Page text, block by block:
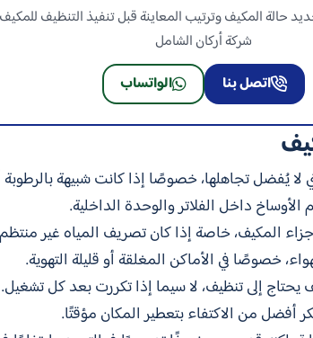
حالة المكيف وترتيب المعاينة قبل تنفيذ التنظيف
شركة أركان الشامل
اتصل بنا
الواتساب
يُفضل تجاهلها، خصوصًا إذا كانت شبيهة بالرطوبة
داخل الفلاتر والوحدة الداخلية.
المكيف، خاصة إذا كان تصريف المياه غير
خصوصًا في الأماكن المغلقة أو قليلة التهوية.
يحتاج إلى تنظيف، لا سيما إذا تكررت بعد كل
أفضل من الاكتفاء بتعطير المكان مؤقتًا.